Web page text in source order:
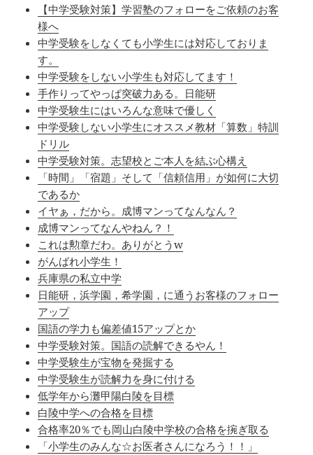
【中学受験対策】学習塾のフォローをご依頼のお客
様へ
中学受験をしなくても小学生には対応しておりま
す。
中学受験をしない小学生も対応してます！
手作りってやっぱ突破力ある。日能研
中学受験生にはいろんな意味で優しく
中学受験しない小学生にオススメ教材「算数」特訓
ドリル
中学受験対策。志望校とご本人を結ぶ心構え
「時間」「宿題」そして「信頼信用」が如何に大切
であるか
イヤぁ，だから。成博マンってなんなん？
成博マンってなんやねん？！
これは勲章だわ。ありがとうw
がんばれ小学生！
兵庫県の私立中学
日能研，浜学園，希学園，に通うお客様のフォロー
アップ
国語の学力も偏差値15アップとか
中学受験対策。国語の読解できるやん！
中学受験生が宝物を発掘する
中学受験生が読解力を身に付ける
低学年から灘甲陽白陵を目標
白陵中学への合格を目標
合格率20％でも岡山白陵中学校の合格を捥ぎ取る
「小学生のみんな☆お医者さんになろう！！」